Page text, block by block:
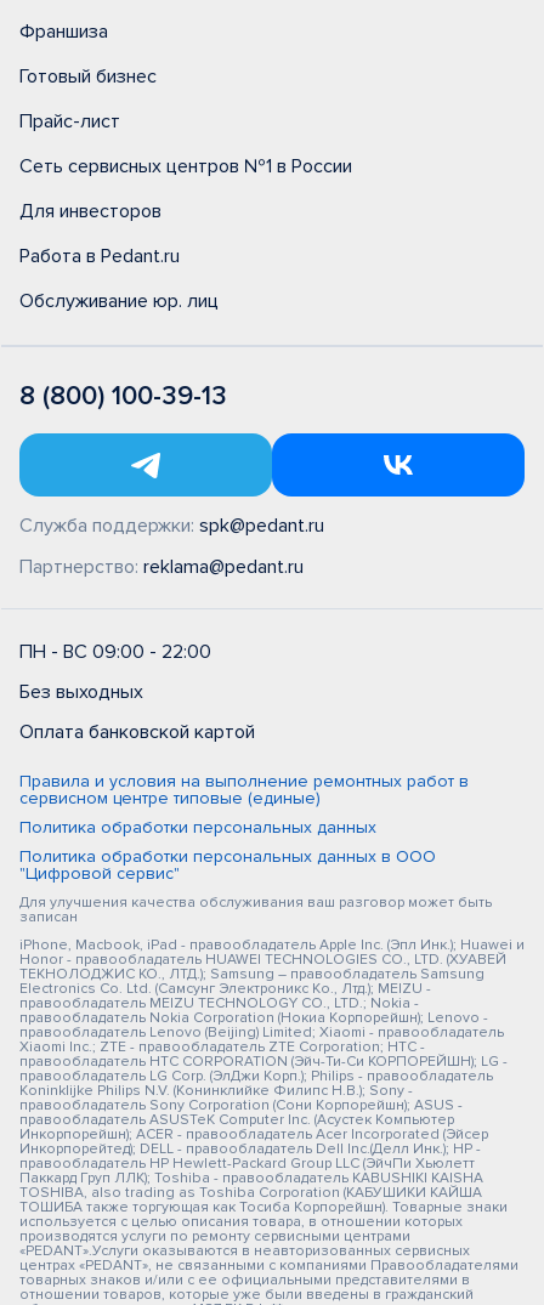
Франшиза
Готовый бизнес
Прайс-лист
Сеть сервисных центров №1 в России
Для инвесторов
Работа в Pedant.ru
Обслуживание юр. лиц
8 (800) 100-39-13
Служба поддержки: spk@pedant.ru
Партнерство: reklama@pedant.ru
ПН - ВС 09:00 - 22:00
Без выходных
Оплата банковской картой
Правила и условия на выполнение ремонтных работ в
сервисном центре типовые (единые)
Политика обработки персональных данных
Политика обработки персональных данных в ООО
"Цифровой сервис"
Для улучшения качества обслуживания ваш разговор может быть
записан
iPhone, Macbook, iPad - правообладатель Apple Inc. (Эпл Инк.); Huawei и
Honor - правообладатель HUAWEI TECHNOLOGIES CO., LTD. (ХУАВЕЙ
ТЕКНОЛОДЖИС КО., ЛТД.); Samsung – правообладатель Samsung
Electronics Co. Ltd. (Самсунг Электроникс Ко., Лтд.); MEIZU -
правообладатель MEIZU TECHNOLOGY CO., LTD.; Nokia -
правообладатель Nokia Corporation (Нокиа Корпорейшн); Lenovo -
правообладатель Lenovo (Beijing) Limited; Xiaomi - правообладатель
Xiaomi Inc.; ZTE - правообладатель ZTE Corporation; HTC -
правообладатель HTC CORPORATION (Эйч-Ти-Си КОРПОРЕЙШН); LG -
правообладатель LG Corp. (ЭлДжи Корп.); Philips - правообладатель
Koninklijke Philips N.V. (Конинклийке Филипс Н.В.); Sony -
правообладатель Sony Corporation (Сони Корпорейшн); ASUS -
правообладатель ASUSTeK Computer Inc. (Асустек Компьютер
Инкорпорейшн); ACER - правообладатель Acer Incorporated (Эйсер
Инкорпорейтед); DELL - правообладатель Dell Inc.(Делл Инк.); HP -
правообладатель HP Hewlett-Packard Group LLC (ЭйчПи Хьюлетт
Паккард Груп ЛЛК); Toshiba - правообладатель KABUSHIKI KAISHA
TOSHIBA, also trading as Toshiba Corporation (КАБУШИКИ КАЙША
ТОШИБА также торгующая как Тосиба Корпорейшн). Товарные знаки
используется с целью описания товара, в отношении которых
производятся услуги по ремонту сервисными центрами
«PEDANT».Услуги оказываются в неавторизованных сервисных
центрах «PEDANT», не связанными с компаниями Правообладателями
товарных знаков и/или с ее официальными представителями в
отношении товаров, которые уже были введены в гражданский